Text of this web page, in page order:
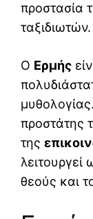
προστασία
ταξιδιωτών.
Ο Ερμής
προστάτης
της
θεούς και